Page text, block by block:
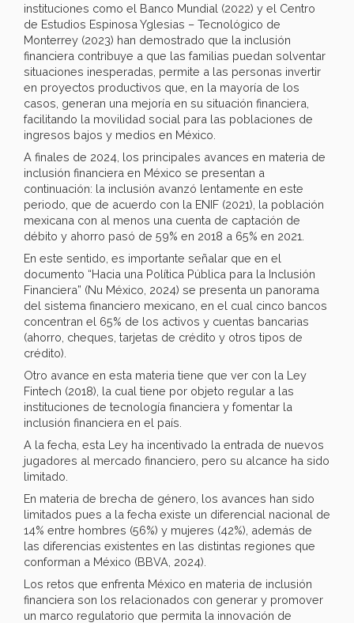
instituciones como el Banco Mundial (2022) y el Centro
de Estudios Espinosa Yglesias – Tecnológico de
Monterrey (2023) han demostrado que la inclusión
financiera contribuye a que las familias puedan solventar
situaciones inesperadas, permite a las personas invertir
en proyectos productivos que, en la mayoría de los
casos, generan una mejoría en su situación financiera,
facilitando la movilidad social para las poblaciones de
ingresos bajos y medios en México.
A finales de 2024, los principales avances en materia de
inclusión financiera en México se presentan a
continuación: la inclusión avanzó lentamente en este
periodo, que de acuerdo con la ENIF (2021), la población
mexicana con al menos una cuenta de captación de
débito y ahorro pasó de 59% en 2018 a 65% en 2021.
En este sentido, es importante señalar que en el
documento “Hacia una Política Pública para la Inclusión
Financiera” (Nu México, 2024) se presenta un panorama
del sistema financiero mexicano, en el cual cinco bancos
concentran el 65% de los activos y cuentas bancarias
(ahorro, cheques, tarjetas de crédito y otros tipos de
crédito).
Otro avance en esta materia tiene que ver con la Ley
Fintech (2018), la cual tiene por objeto regular a las
instituciones de tecnología financiera y fomentar la
inclusión financiera en el país.
A la fecha, esta Ley ha incentivado la entrada de nuevos
jugadores al mercado financiero, pero su alcance ha sido
limitado.
En materia de brecha de género, los avances han sido
limitados pues a la fecha existe un diferencial nacional de
14% entre hombres (56%) y mujeres (42%), además de
las diferencias existentes en las distintas regiones que
conforman a México (BBVA, 2024).
Los retos que enfrenta México en materia de inclusión
financiera son los relacionados con generar y promover
un marco regulatorio que permita la innovación de